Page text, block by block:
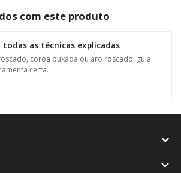
com este produto
as técnicas explicadas
coroa puxada ou aro roscado: guia
certa.
